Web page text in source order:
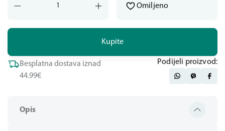
Opis
Kupite
Omiljeno
Besplatna dostava iznad
44.99€
Podijeli proizvod: